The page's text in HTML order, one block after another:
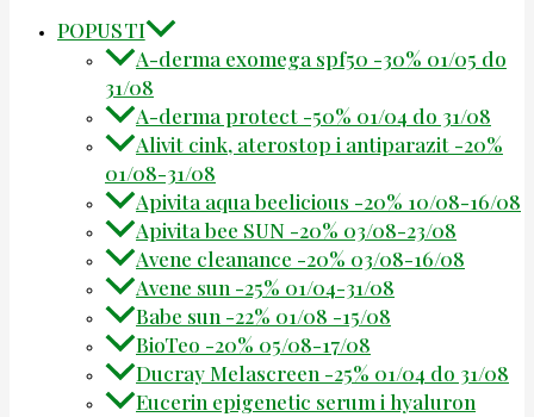
POPUSTI
A-derma exomega spf50 -30% 01/05 do
31/08
A-derma protect -50% 01/04 do 31/08
Alivit cink, aterostop i antiparazit -20%
01/08-31/08
Apivita aqua beelicious -20% 10/08-16/08
Apivita bee SUN -20% 03/08-23/08
Avene cleanance -20% 03/08-16/08
Avene sun -25% 01/04-31/08
Babe sun -22% 01/08 -15/08
BioTeo -20% 05/08-17/08
Ducray Melascreen -25% 01/04 do 31/08
Eucerin epigenetic serum i hyaluron